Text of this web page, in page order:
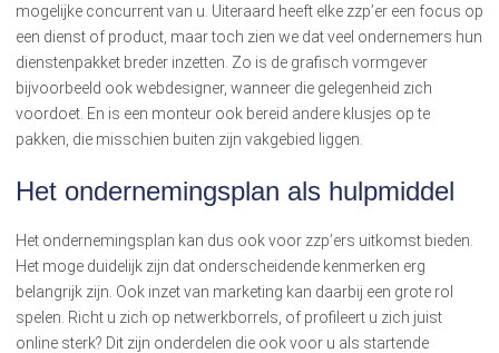
mogelijke concurrent van u. Uiteraard heeft elke zzp’er een focus op
een dienst of product, maar toch zien we dat veel ondernemers hun
dienstenpakket breder inzetten. Zo is de grafisch vormgever
bijvoorbeeld ook webdesigner, wanneer die gelegenheid zich
voordoet. En is een monteur ook bereid andere klusjes op te
pakken, die misschien buiten zijn vakgebied liggen.
Het ondernemingsplan als hulpmiddel
Het ondernemingsplan kan dus ook voor zzp’ers uitkomst bieden.
Het moge duidelijk zijn dat onderscheidende kenmerken erg
belangrijk zijn. Ook inzet van marketing kan daarbij een grote rol
spelen. Richt u zich op netwerkborrels, of profileert u zich juist
online sterk? Dit zijn onderdelen die ook voor u als startende